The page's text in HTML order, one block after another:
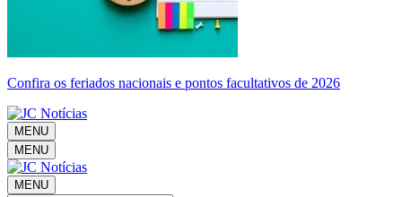
Confira os feriados nacionais e pontos facultativos de 2026
MENU
MENU
MENU